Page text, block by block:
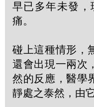
早已多年未發
痛。
碰上這種情形，
還會出現一兩次
然的反應，醫學
靜處之泰然，由